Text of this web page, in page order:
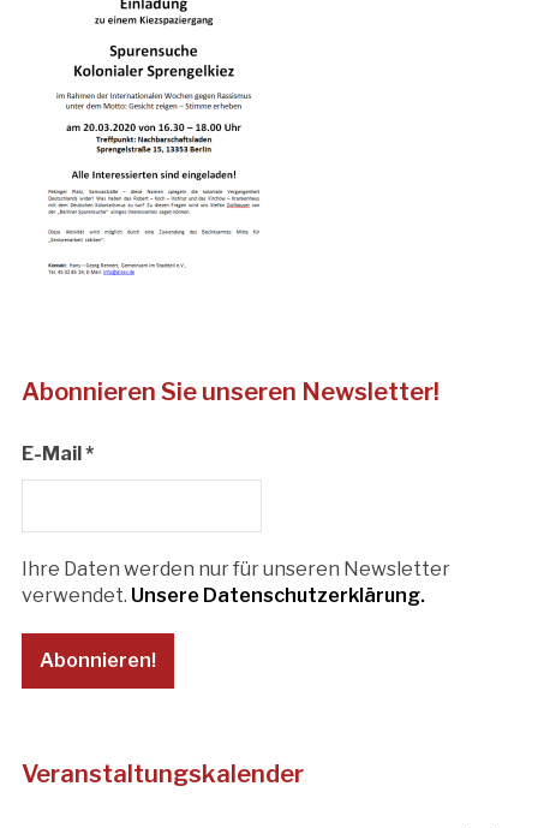
Abonnieren Sie unseren Newsletter!
E-Mail*
Ihre Daten werden nur für unseren Newsletter
verwendet. Unsere Datenschutzerklärung.
Veranstaltungskalender